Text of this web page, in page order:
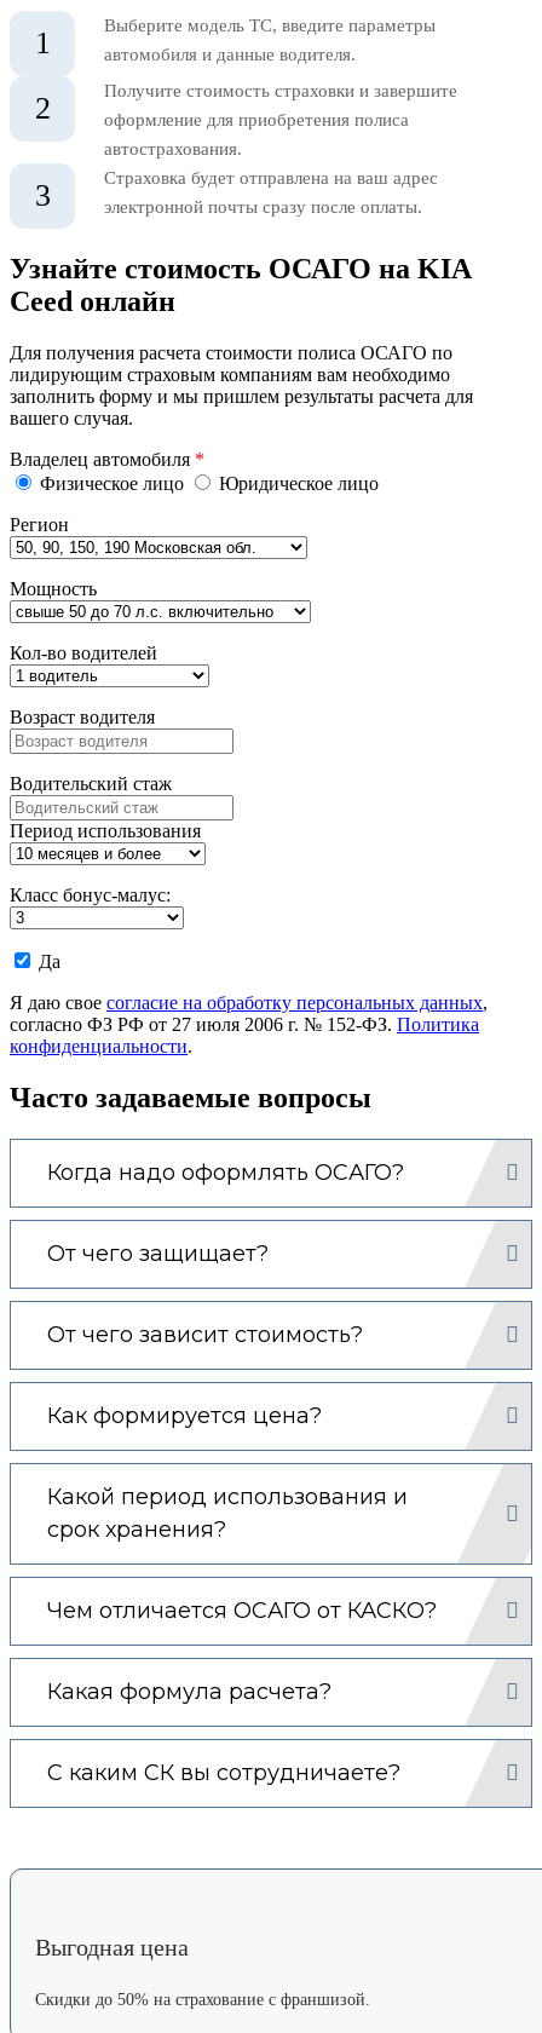
1
Выберите модель ТС, введите параметры
автомобиля и данные водителя.
2
Получите стоимость страховки и завершите
оформление для приобретения полиса
автострахования.
3
Страховка будет отправлена на ваш адрес
электронной почты сразу после оплаты.
Узнайте стоимость ОСАГО на KIA
Ceed онлайн
Для получения расчета стоимости полиса ОСАГО по
лидирующим страховым компаниям вам необходимо
заполнить форму и мы пришлем результаты расчета для
вашего случая.
Владелец автомобиля *
Физическое лицо
Юридическое лицо
Регион
Мощность
Кол-во водителей
Возраст водителя
Водительский стаж
Период использования
Класс бонус-малус:
Даю
на
обработку
моих
данных.
Да
Я даю свое согласие на обработку персональных данных,
согласно ФЗ РФ от 27 июля 2006 г. № 152-ФЗ. Политика
конфиденциальности.
Часто задаваемые вопросы
Когда надо оформлять ОСАГО?
От чего защищает?
От чего зависит стоимость?
Как формируется цена?
Какой период использования и
срок хранения?
Чем отличается ОСАГО от КАСКО?
Какая формула расчета?
С каким СК вы сотрудничаете?
Выгодная цена
Скидки до 50% на страхование с франшизой.